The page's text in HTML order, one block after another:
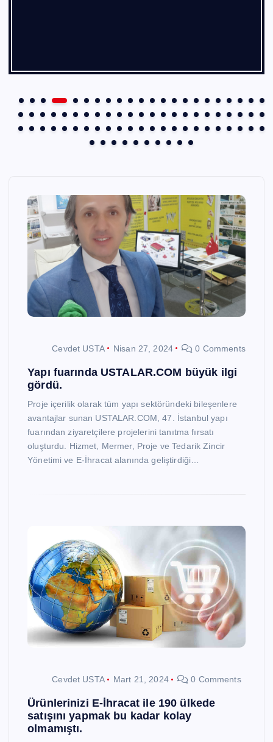
Cevdet USTA Nisan 27, 2024 0 Comments
Yapı fuarında USTALAR.COM büyük ilgi
gördü.
Proje içerilik olarak tüm yapı sektöründeki bileşenlere
avantajlar sunan USTALAR.COM, 47. İstanbul yapı
fuarından ziyaretçilere projelerini tanıtma fırsatı
oluşturdu. Hizmet, Mermer, Proje ve Tedarik Zincir
Yönetimi ve E-İhracat alanında geliştirdiği…
Cevdet USTA Mart 21, 2024 0 Comments
Ürünlerinizi E-İhracat ile 190 ülkede
satışını yapmak bu kadar kolay
olmamıştı.